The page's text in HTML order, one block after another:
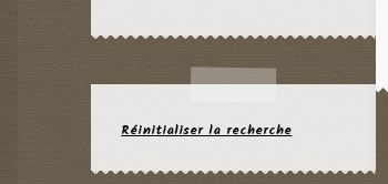
Réinitialiser la recherche